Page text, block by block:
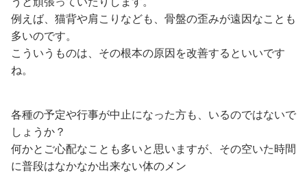
例えば、猫背や肩こりなども、骨盤の歪みが遠因なことも
多いのです。
こういうものは、その根本の原因を改善するといいです
ね。
各種の予定や行事が中止になった方も、いるのではないで
しょうか？
何かとご心配なことも多いと思いますが、その空いた時間
に普段はなかなか出来ない体のメン